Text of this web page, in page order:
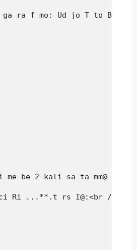
ra f mo: Ud jo T to Br g L
be 2 kali sa ta mm@ ur
ci Ri ...**.t rs I@:<br />